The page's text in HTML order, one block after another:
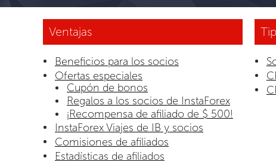
Ventajas
Beneficios para los socios
Ofertas especiales
Cupón de bonos
Regalos a los socios de InstaForex
¡Recompensa de afiliado de $ 500!
InstaForex Viajes de IB y socios
Comisiones de afiliados
Estadísticas de afiliados